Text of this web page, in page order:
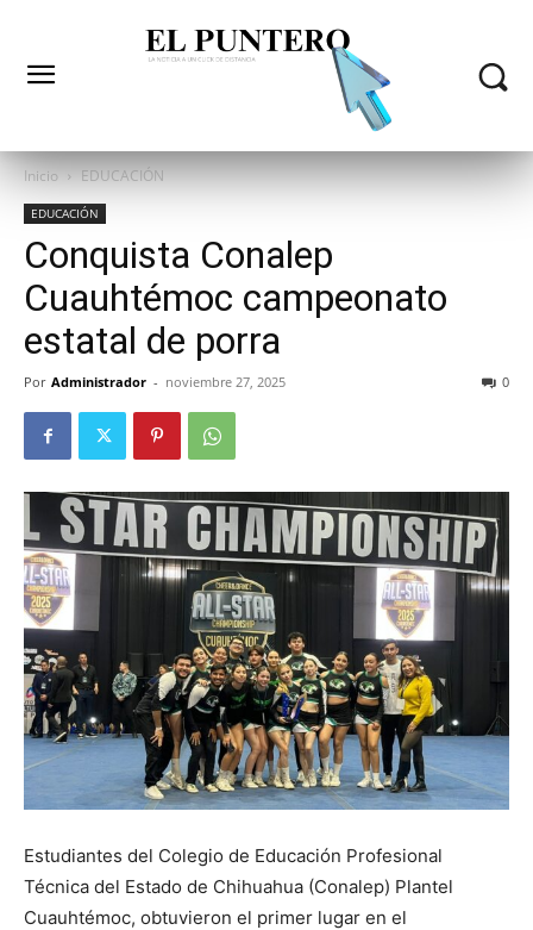
Inicio EDUCACIÓN
EDUCACIÓN
Conquista Conalep
Cuauhtémoc campeonato
estatal de porra
Por Administrador - noviembre 27, 2025 0
Estudiantes del Colegio de Educación Profesional
Técnica del Estado de Chihuahua (Conalep) Plantel
Cuauhtémoc, obtuvieron el primer lugar en el